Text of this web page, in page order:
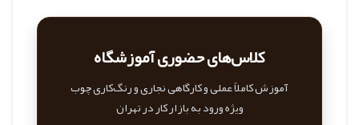
کلاس‌های حضوری آموزشگاه
آموزش کاملاً عملی و کارگاهی نجاری و رنگ‌کاری چوب
ویژه ورود به بازار کار در تهران